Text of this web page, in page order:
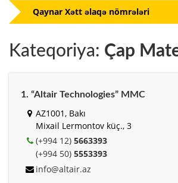
Kateqoriya: Çap
1. “Altair Technologies” MMC
AZ1001, Bakı
Mixail Lermontov küç., 3
(+994 12) 5663393
(+994 50) 5553393
info@altair.az
Qaynar Xətt əlaqə nömrələri